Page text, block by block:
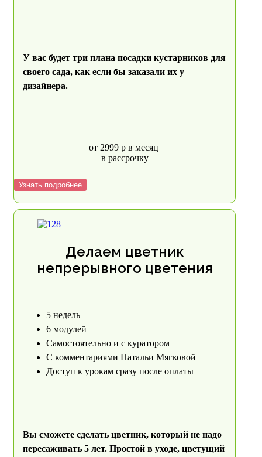
У вас будет три плана посадки кустарников для
своего сада, как если бы заказали их у
дизайнера.
от 2999 р в месяц
в рассрочку
Узнать подробнее
Делаем цветник
непрерывного цветения
5 недель
6 модулей
Самостоятельно и с куратором
С комментариями Натальи Мягковой
Доступ к урокам сразу после оплаты
Вы сможете сделать цветник, который не надо
пересаживать 5 лет. Простой в уходе, цветущий